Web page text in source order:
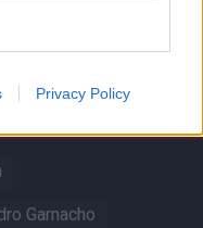
Privacy Policy
Garnacho